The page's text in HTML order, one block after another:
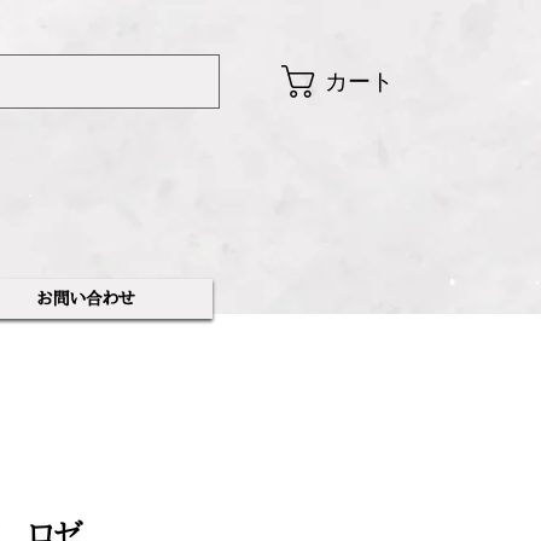
カート
​お問い合わせ
ロゼ